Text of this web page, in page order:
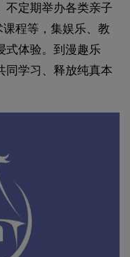
不定期举办各类亲子
程等，集娱乐、教
式体验。到漫趣乐
同学习、释放纯真本